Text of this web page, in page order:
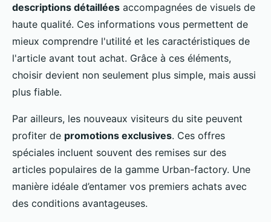
descriptions détaillées accompagnées de visuels de
haute qualité. Ces informations vous permettent de
mieux comprendre l'utilité et les caractéristiques de
l'article avant tout achat. Grâce à ces éléments,
choisir devient non seulement plus simple, mais aussi
plus fiable.
Par ailleurs, les nouveaux visiteurs du site peuvent
profiter de promotions exclusives. Ces offres
spéciales incluent souvent des remises sur des
articles populaires de la gamme Urban-factory. Une
manière idéale d’entamer vos premiers achats avec
des conditions avantageuses.